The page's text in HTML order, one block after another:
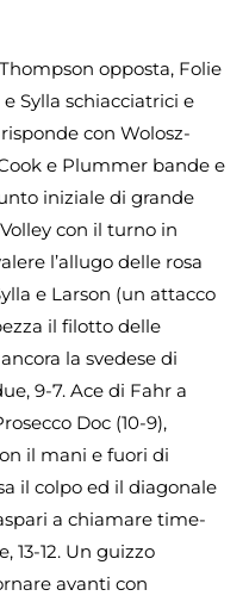
opposta, Folie
Sylla schiacciatrici e
con Wolosz-
e Plummer bande e
iniziale di grande
con il turno in
l’allugo delle rosa
e Larson (un attacco
il filotto delle
la svedese di
9-7. Ace di Fahr a
Doc (10-9),
il mani e fuori di
il colpo ed il diagonale
a chiamare time-
13-12. Un guizzo
avanti con